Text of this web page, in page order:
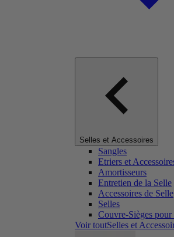
Selles et Accessoires
Sangles
Etriers et
Amortisseurs
Entretien de la Selle
Accessoires de Selle
Selles
Couvre-Sièges pour
Voir toutSelles et